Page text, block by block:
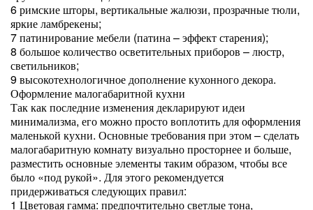
6 римские шторы, вертикальные жалюзи, прозрачные тюли,
яркие ламбрекены;
7 патинирование мебели (патина – эффект старения);
8 большое количество осветительных приборов – люстр,
светильников;
9 высокотехнологичное дополнение кухонного декора.
Оформление малогабаритной кухни
Так как последние изменения декларируют идеи
минимализма, его можно просто воплотить для оформления
маленькой кухни. Основные требования при этом – сделать
малогабаритную комнату визуально просторнее и больше,
разместить основные элементы таким образом, чтобы все
было «под рукой». Для этого рекомендуется
придерживаться следующих правил:
1 Цветовая гамма: предпочтительно светлые тона,